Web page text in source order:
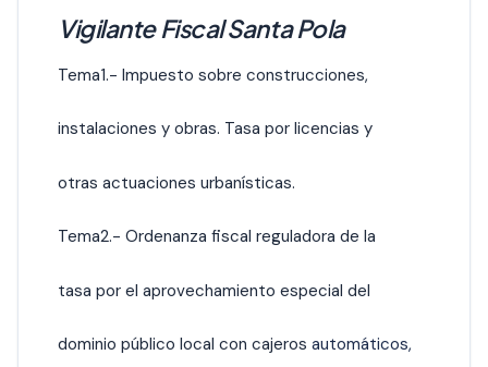
Vigilante Fiscal Santa Pola
Tema1.- Impuesto sobre construcciones,
instalaciones y obras. Tasa por licencias y
otras actuaciones urbanísticas.
Tema2.- Ordenanza fiscal reguladora de la
tasa por el aprovechamiento especial del
dominio público local con cajeros automáticos,